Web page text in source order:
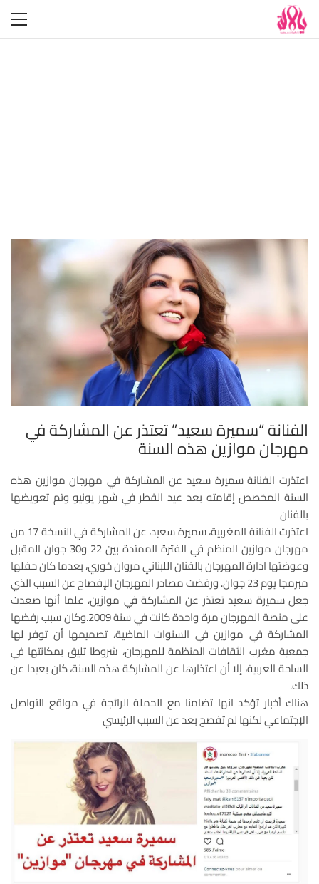
الفنانة “سميرة سعيد” تعتذر عن المشاركة في
مهرجان موازين هذه السنة
اعتذرت الفنانة سميرة سعيد عن المشاركة في مهرجان موازين هذه
السنة المخصص إقامته بعد عيد الفطر في شهر يونيو وتم تعويضها
بالفنان
اعتذرت الفنانة المغربية، سميرة سعيد، عن المشاركة في النسخة 17 من
مهرجان موازين المنظم في الفترة الممتدة بين 22 و30 جوان المقبل
وعوضتها ادارة المهرجان بالفنان اللبناني مروان خوري، بعدما كان حفلها
مبرمجا يوم 23 جوان. ورفضت مصادر المهرجان الإفصاح عن السبب الذي
جعل سميرة سعيد تعتذر عن المشاركة في موازين، علما أنها صعدت
على منصة المهرجان مرة واحدة كانت في سنة 2009. وكان سبب رفضها
المشاركة في موازين في السنوات الماضية، تصميمها أن توفر لها
جمعية مغرب الثقافات المنظمة للمهرجان، شروطا تليق بمكانتها في
الساحة العربية، إلا أن اعتذارها عن المشاركة هذه السنة، كان بعيدا عن
ذلك.
هناك أخبار تؤكد انها تضامنا مع الحملة الرائجة في مواقع التواصل
الإجتماعي لكنها لم تفصح بعد عن السبب الرئيسي